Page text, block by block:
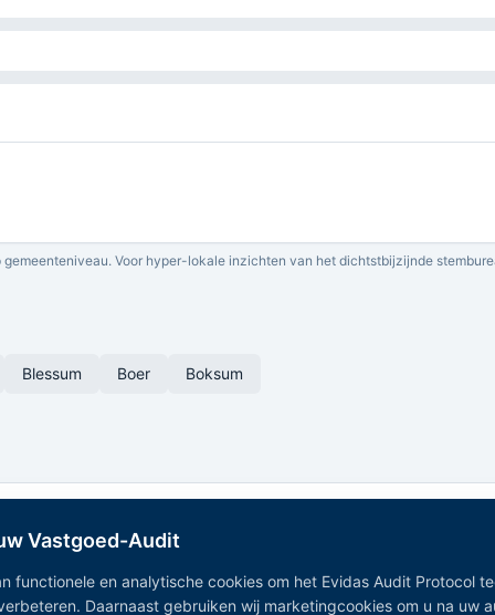
Voor hyper-lokale inzichten van het dichtstbijzijnde
Blessum Boer Boksum
Vastgoed-Audit
functionele en analytische cookies om het Evidas Audit Protocol
Daarnaast gebruiken wij marketingcookies om u na uw